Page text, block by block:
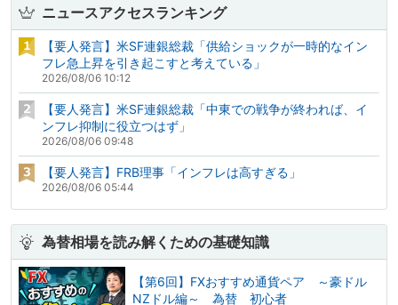
ニュースアクセスランキング
【要人発言】米SF連銀総裁「供給ショックが一時的なイン
フレ急上昇を引き起こすと考えている」
2026/08/06 10:12
【要人発言】米SF連銀総裁「中東での戦争が終われば、イ
ンフレ抑制に役立つはず」
2026/08/06 09:48
【要人発言】FRB理事「インフレは高すぎる」
2026/08/06 05:44
為替相場を読み解くための基礎知識
【第6回】FXおすすめ通貨ペア ～豪ドル
NZドル編～ 為替 初心者